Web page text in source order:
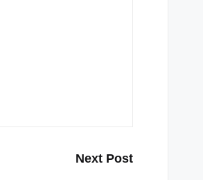
Next Post